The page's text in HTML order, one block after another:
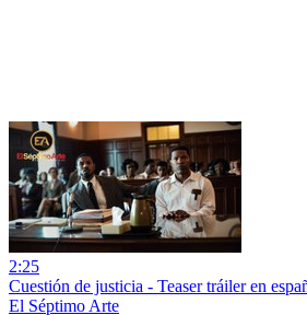
2:25
Cuestión de justicia - Teaser tráiler en
El Séptimo Arte